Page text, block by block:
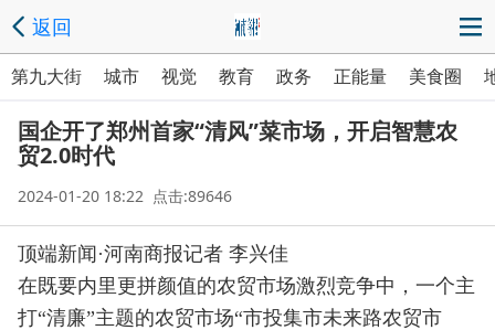
返回
第九大街 城市 视觉 教育 政务 正能量 美食圈
国企开了郑州首家“清风”菜市场，开启智慧农
贸2.0时代
2024-01-20 18:22 点击:89646
顶端新闻·河南商报记者 李兴佳
在既要内里更拼颜值的农贸市场激烈竞争中，一个主
打“清廉”主题的农贸市场“市投集市未来路农贸市